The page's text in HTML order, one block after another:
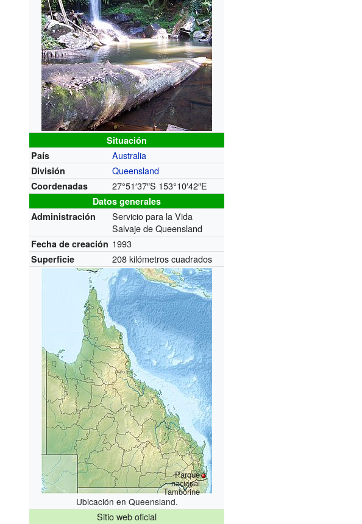
Situación
País
Australia
División Queensland
Coordenadas 27°51′37″S 153°10′42″E
Datos generales
Administración
Servicio para la Vida
Salvaje de Queensland
Fecha de creación 1993
Superficie 208 kilómetros cuadrados
Parque
nacional
Tamborine
Ubicación en Queensland.
Sitio web oficial